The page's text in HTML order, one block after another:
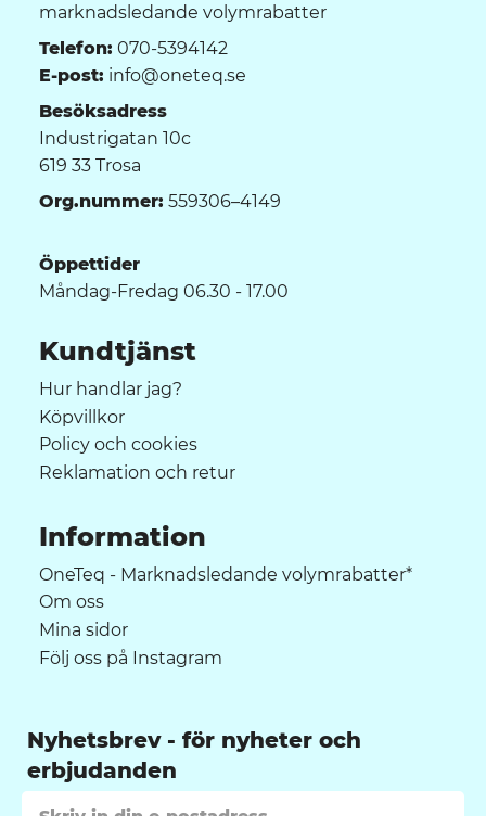
marknadsledande volymrabatter
Telefon: 070-5394142
E-post: info@oneteq.se
Besöksadress
Industrigatan 10c
619 33 Trosa
Org.nummer: 559306–4149
Öppettider
Måndag-Fredag 06.30 - 17.00
Kundtjänst
Hur handlar jag?
Köpvillkor
Policy och cookies
Reklamation och retur
Information
OneTeq - Marknadsledande volymrabatter*
Om oss
Mina sidor
Följ oss på Instagram
Nyhetsbrev